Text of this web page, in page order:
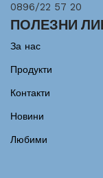
0896/22 57 20
ПОЛЕЗНИ
За нас
Продукти
Контакти
Новини
Любими